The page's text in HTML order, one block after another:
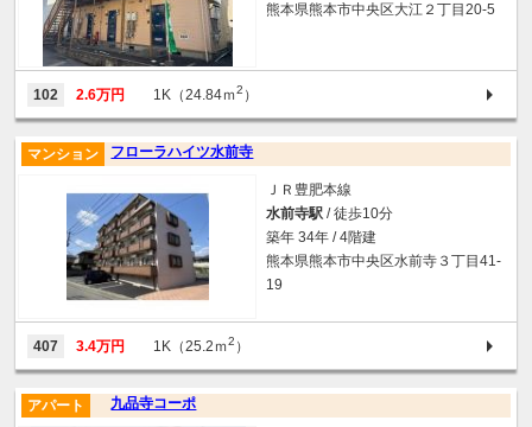
熊本県熊本市中央区大江２丁目20-5
102 2.6万円 1K（24.84ｍ2 ）
フローラハイツ水前寺
マンション
ＪＲ豊肥本線
水前寺駅 / 徒歩10分
築年 34年 / 4階建
熊本県熊本市中央区水前寺３丁目41-
19
407 3.4万円 1K（25.2ｍ2 ）
九品寺コーポ
アパート